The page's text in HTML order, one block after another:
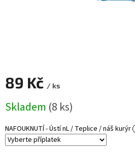
89 Kč / ks
cena:
Skladem (8 ks)
NAFOUKNUTÍ - Ústí nL / Teplice / náš kurýr